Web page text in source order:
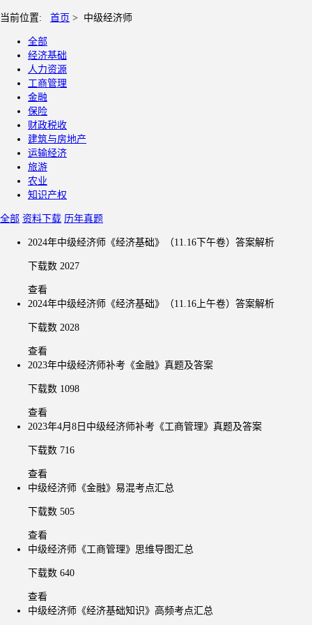
当前位置: 首页 > 中级经济师
全部
经济基础
人力资源
工商管理
金融
保险
财政税收
建筑与房地产
运输经济
旅游
农业
知识产权
全部 资料下载 历年真题
2024年中级经济师《经济基础》（11.16下午卷）答案解析
下载数 2027
查看
2024年中级经济师《经济基础》（11.16上午卷）答案解析
下载数 2028
查看
2023年中级经济师补考《金融》真题及答案
下载数 1098
查看
2023年4月8日中级经济师补考《工商管理》真题及答案
下载数 716
查看
中级经济师《金融》易混考点汇总
下载数 505
查看
中级经济师《工商管理》思维导图汇总
下载数 640
查看
中级经济师《经济基础知识》高频考点汇总